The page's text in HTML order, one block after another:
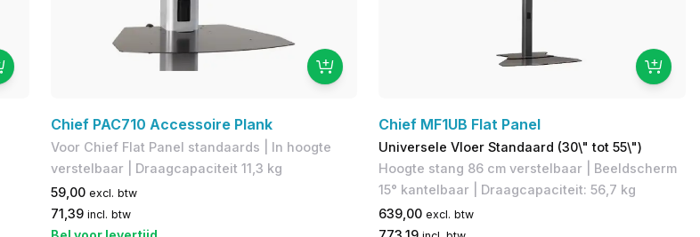
Chief PAC710 Accessoire Plank
Voor Chief Flat Panel standaards | In hoogte
verstelbaar | Draagcapaciteit 11,3 kg
59,00 excl. btw
71,39 incl. btw
Chief MF1UB Flat Panel
Universele Vloer Standaard (30\" tot 55\")
Hoogte stang 86 cm verstelbaar | Beeldscherm
15° kantelbaar | Draagcapaciteit: 56,7 kg
639,00 excl. btw